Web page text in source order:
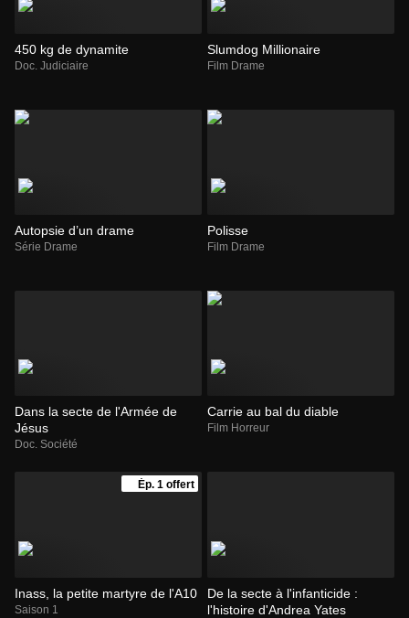
450 kg de dynamite
Doc. Judiciaire
Slumdog Millionaire
Film Drame
Autopsie d’un drame
Série Drame
Polisse
Film Drame
Dans la secte de l'Armée de
Jésus
Doc. Société
Carrie au bal du diable
Film Horreur
Ép. 1 offert
Inass, la petite martyre de l'A10
Saison 1
De la secte à l'infanticide :
l'histoire d'Andrea Yates